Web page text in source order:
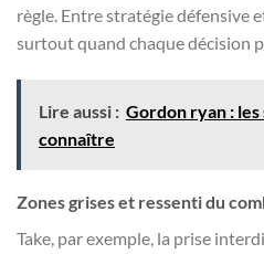
règle. Entre stratégie défensive
surtout quand chaque décision
Lire aussi : Gordon ryan : les
connaître
Zones grises et ressenti du
Take, par exemple, la prise